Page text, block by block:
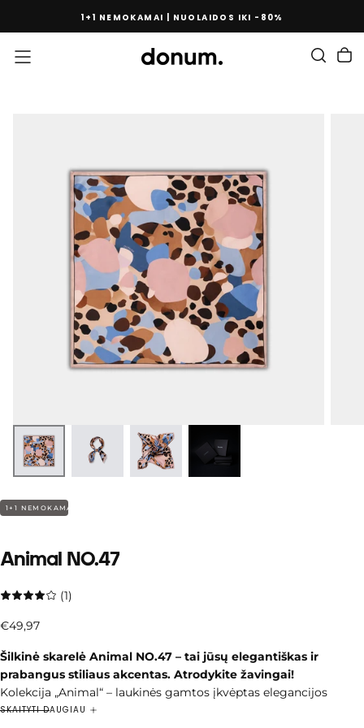
TURINIO
1+1 NEMOKAMAI | NUOLAIDOS IKI -80%
1+1 NEMOKAMAI
Animal NO.47
(1)
€49,97
Įprasta
€49,97
Šilkinė skarelė Animal NO.47 – tai jūsų elegantiškas ir
prabangus stiliaus akcentas. Atrodykite žavingai!
Kolekcija „Animal“ – laukinės gamtos įkvėptas elegancijos
prisilietimas.Skarelėse subtiliai atsiskleidžia gyvūnų motyvai –
SKAITYTI DAUGIAU